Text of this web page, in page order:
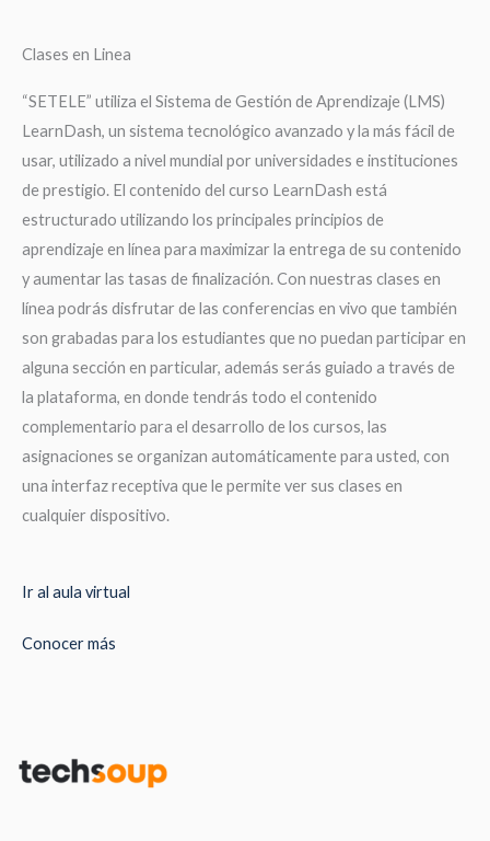
Clases en Linea
“SETELE” utiliza el Sistema de Gestión de Aprendizaje (LMS)
LearnDash, un sistema tecnológico avanzado y la más fácil de
usar, utilizado a nivel mundial por universidades e instituciones
de prestigio. El contenido del curso LearnDash está
estructurado utilizando los principales principios de
aprendizaje en línea para maximizar la entrega de su contenido
y aumentar las tasas de finalización. Con nuestras clases en
línea podrás disfrutar de las conferencias en vivo que también
son grabadas para los estudiantes que no puedan participar en
alguna sección en particular, además serás guiado a través de
la plataforma, en donde tendrás todo el contenido
complementario para el desarrollo de los cursos, las
asignaciones se organizan automáticamente para usted, con
una interfaz receptiva que le permite ver sus clases en
cualquier dispositivo.
Ir al aula virtual
Conocer más